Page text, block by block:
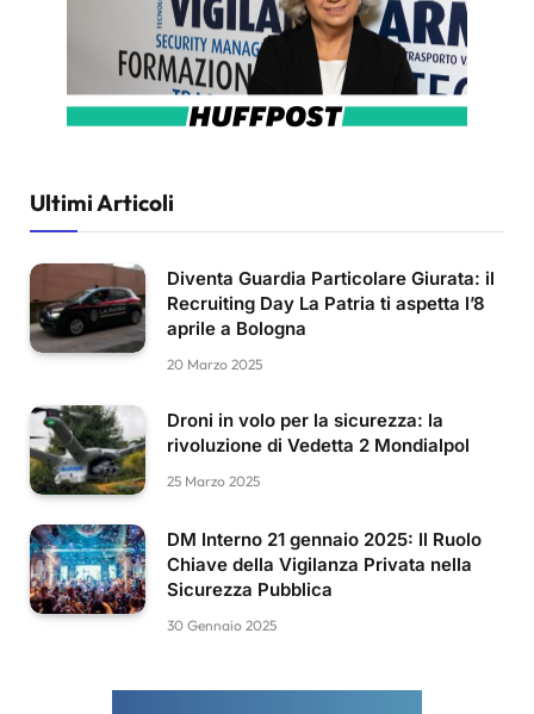
Ultimi Articoli
Diventa Guardia Particolare Giurata: il
Recruiting Day La Patria ti aspetta l’8
aprile a Bologna
20 Marzo 2025
Droni in volo per la sicurezza: la
rivoluzione di Vedetta 2 Mondialpol
25 Marzo 2025
DM Interno 21 gennaio 2025: Il Ruolo
Chiave della Vigilanza Privata nella
Sicurezza Pubblica
30 Gennaio 2025